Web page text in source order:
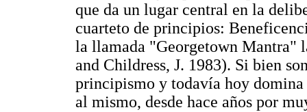
que da un lugar central en la
cuarteto de principios:
la llamada "Georgetown Mantra"
and Childress, J. 1983). Si bien
principismo y todavía hoy
al mismo, desde hace años por